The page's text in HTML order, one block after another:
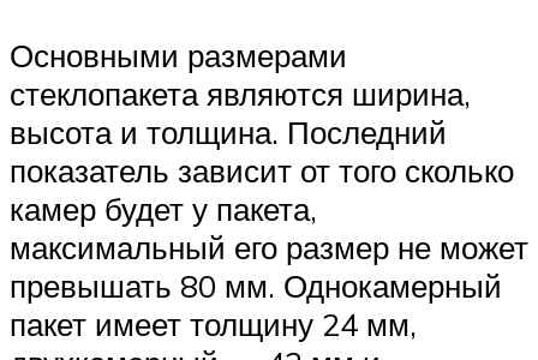
Основными размерами
стеклопакета являются ширина,
высота и толщина. Последний
показатель зависит от того сколько
камер будет у пакета,
максимальный его размер не может
превышать 80 мм. Однокамерный
пакет имеет толщину 24 мм,